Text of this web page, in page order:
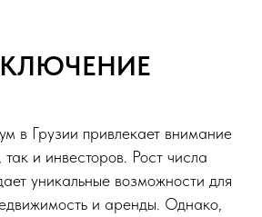
в Грузии привлекает внимание
так и инвесторов. Рост числа
уникальные возможности для
и аренды. Однако,